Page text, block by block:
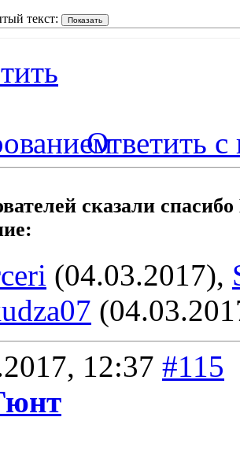
текст:
Ответить с
сказали
(04.03.2017),
12:37 #115